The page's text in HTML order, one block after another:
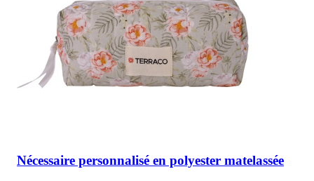
Nécessaire personnalisé en polyester matelassée